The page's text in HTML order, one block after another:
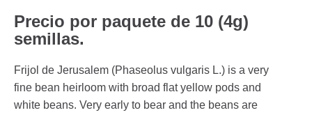
Precio por paquete de 10 (4g)
semillas.
Frijol de Jerusalem (Phaseolus vulgaris L.) is a very
fine bean heirloom with broad flat yellow pods and
white beans. Very early to bear and the beans are